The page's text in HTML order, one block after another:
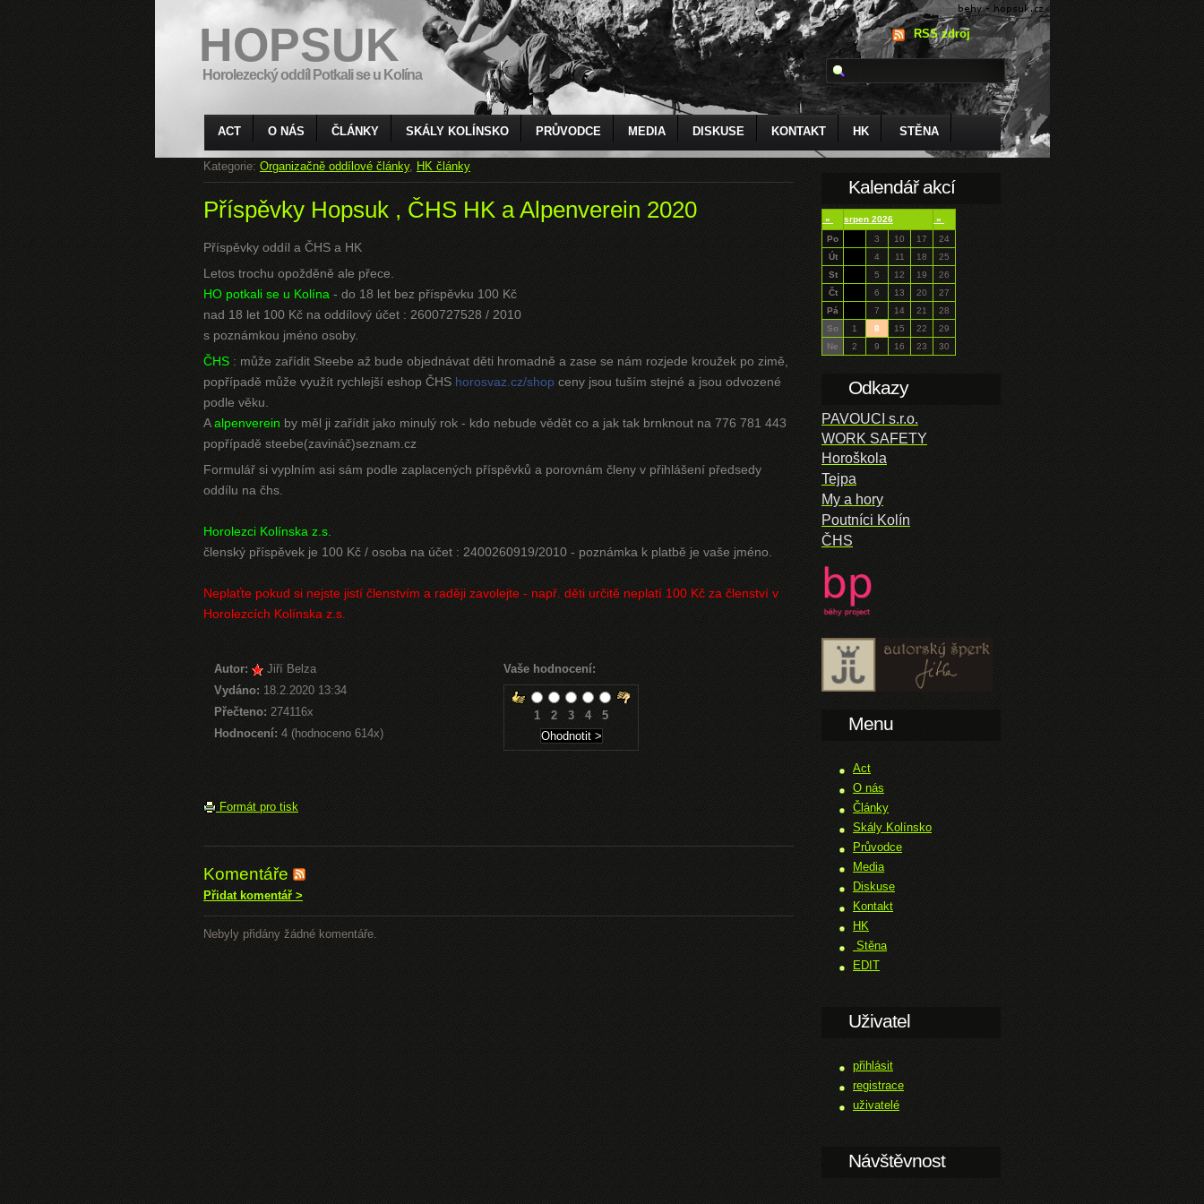
HOPSUK
Horolezecký oddíl Potkali se u Kolína
RSS zdroj
ACT O NÁS ČLÁNKY SKÁLY KOLÍNSKO PRŮVODCE MEDIA DISKUSE KONTAKT HK STĚNA
Kategorie: Organizačně oddílové články, HK články
Příspěvky Hopsuk , ČHS HK a Alpenverein 2020
Příspěvky oddíl a ČHS a HK
Letos trochu opožděně ale přece.
HO potkali se u Kolína - do 18 let bez příspěvku 100 Kč
nad 18 let 100 Kč na oddílový účet : 2600727528 / 2010
s poznámkou jméno osoby.
ČHS : může zařídit Steebe až bude objednávat děti hromadně a zase se nám rozjede kroužek po zimě,
popřípadě může využít rychlejší eshop ČHShorosvaz.cz/shop ceny jsou tuším stejné a jsou odvozené
podle věku.
Aalpenverein by měl ji zařídit jako minulý rok - kdo nebude vědět co a jak tak brnknout na 776 781 443
popřípadě steebe(zavináč)seznam.cz
Formulář si vyplním asi sám podle zaplacených příspěvků a porovnám členy v přihlášení předsedy
oddílu na čhs.
Horolezci Kolínska z.s.
členský příspěvek je 100 Kč / osoba na účet : 2400260919/2010 - poznámka k platbě je vaše jméno.
Neplaťte pokud si nejste jistí členstvím a raději zavolejte - např. děti určitě neplatí 100 Kč za členství v
Horolezcích Kolínska z.s.
Autor:
Jiří Belza
Vydáno: 18.2.2020 13:34
Přečteno: 274116x
Hodnocení: 4 (hodnoceno 614x)
Vaše hodnocení:
1 2 3 4 5
Formát pro tisk
Komentáře
Přidat komentář >
Nebyly přidány žádné komentáře.
Kalendář akcí
« srpen 2026
»
Po
3 10 17
24
Út
4 11 18
25
St
5 12 19
26
Čt
6 13 20
27
Pá
7 14 21
28
So
1 8 15 22
29
Ne
2 9 16 23 30
Odkazy
PAVOUCI s.r.o.
WORK SAFETY
Horoškola
Tejpa
My a hory
Poutníci Kolín
ČHS
Menu
Act
O nás
Články
Skály Kolínsko
Průvodce
Media
Diskuse
Kontakt
HK
Stěna
EDIT
Uživatel
přihlásit
registrace
uživatelé
Návštěvnost